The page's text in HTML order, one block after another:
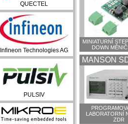
QUECTEL
Infineon Technologies AG
PULSIV
MINIATURNÍ
DOWN
MANSON
LABORATORNÍ
ZDR